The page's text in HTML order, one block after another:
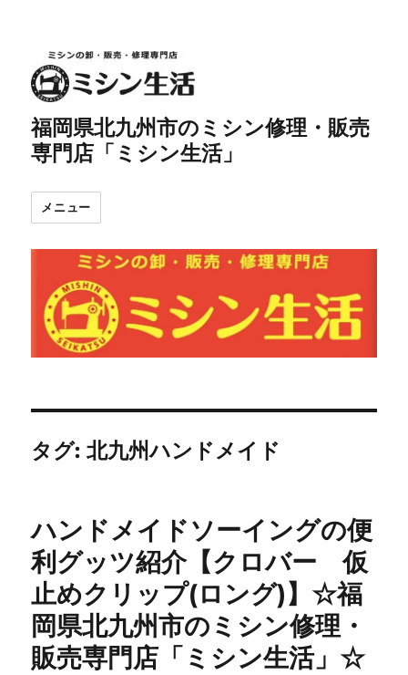
福岡県北九州市のミシン修理・販売
専門店「ミシン生活」
メニュー
タグ:北九州ハンドメイド
ハンドメイドソーイングの便
利グッツ紹介【クロバー 仮
止めクリップ(ロング)】☆福
岡県北九州市のミシン修理・
販売専門店「ミシン生活」☆